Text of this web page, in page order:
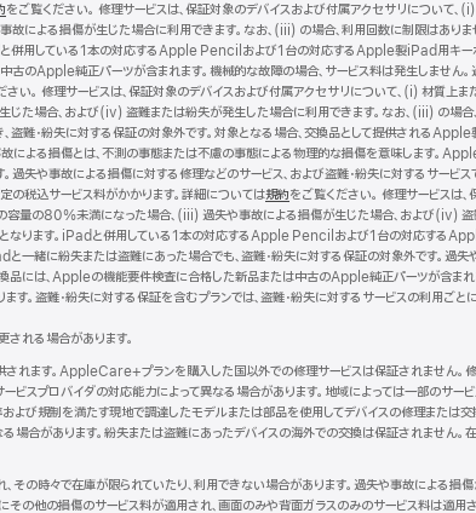
（新
規
ウ
イ
ン
ド
ウ
で
開
き
ま
す）
をご覧ください。 修理サービスは、保証対象のデバイスおよび付属アクセサリについて
よる損傷が生じた場合に利用できます。なお、(iii) の場合、利用回数に制限はあり
併用している1本の対応するApple Pencilおよび1台の対応するApple製iPad用キー
のApple純正パーツが含まれます。機械的な故障の場合、サービス料は発生しません
さい。 修理サービスは、保証対象のデバイスおよび付属アクセサリについて、(i) 材質上
た場合、および(iv) 盗難または紛失が発生した場合に利用できます。なお、(iii) の場
・紛失に対する保証の対象外です。対象となる場合、交換品として提供されるApple
による損傷とは、不測の事態または不慮の事態による物理的な損傷を意味します。
や事故による損傷に対する修理などのサービス、および盗難・紛失に対するサービス
の税込サービス料がかかります。詳細については規約（新
規
ウ
イ
ン
ド
き
ま
す）
をご覧ください。 修理サービスは
量の80%未満になった場合、(iii) 過失や事故による損傷が生じた場合、および(iv)
なります。iPadと併用している1本の対応するApple Pencilおよび1台の対応する
に紛失または盗難にあった場合でも、盗難・紛失に対する保証の対象外です。過失
には、Appleの機能要件検査に合格した新品または中古のApple純正パーツが含まれ
す。盗難・紛失に対する保証を含むプランでは、盗難・紛失に対するサービスの利用ご
れる場合があります。
ます。AppleCare+プランを購入した国以外での修理サービスは保証されません。
スプロバイダの対応能力によって異なる場合があります。地域によっては一部のサー
よび規制を満たす現地で調達したモデルまたは部品を使用してデバイスの修理または
合があります。紛失または盗難にあったデバイスの海外での交換は保証されません。
その時々で在庫が限られていたり、利用できない場合があります。過失や事故による損
その他の損傷のサービス料が適用され、画面のみや背面ガラスのみのサービス料は適用